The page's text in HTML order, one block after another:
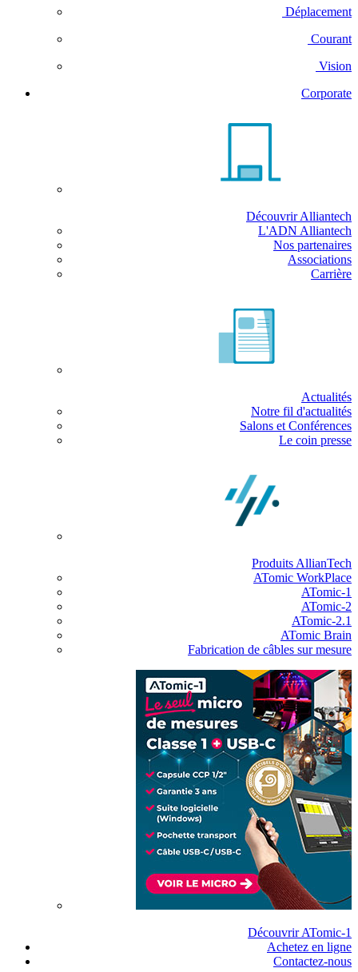
Déplacement
Courant
Vision
Corporate
Découvrir Alliantech
L'ADN Alliantech
Nos partenaires
Associations
Carrière
Actualités
Notre fil d'actualités
Salons et Conférences
Le coin presse
Produits AllianTech
ATomic WorkPlace
ATomic-1
ATomic-2
ATomic-2.1
ATomic Brain
Fabrication de câbles sur mesure
Découvrir ATomic-1
Achetez en ligne
Contactez-nous